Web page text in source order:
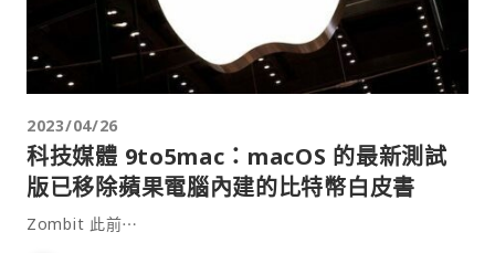
2023/04/26
科技媒體 9to5mac：macOS 的最新測試
版已移除蘋果電腦內建的比特幣白皮書
Zombit 此前⋯